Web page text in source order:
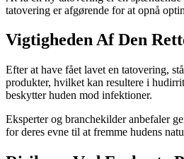
tatovering er afgørende for at opnå
Vigtigheden Af Den
Efter at have fået lavet en tatovering,
produkter, hvilket kan resultere i
beskytter huden mod infektioner.
Eksperter og branchekilder anbefaler
for deres evne til at fremme hudens